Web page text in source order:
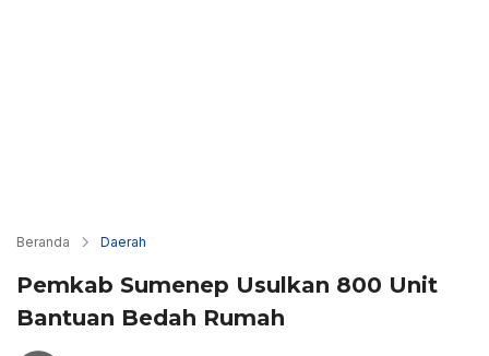
Beranda Daerah
Pemkab Sumenep Usulkan 800 Unit
Bantuan Bedah Rumah